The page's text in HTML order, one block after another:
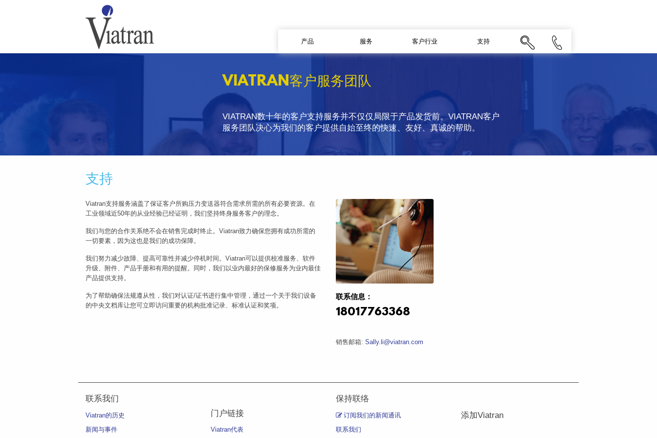
产品 服务 客户行业 支持
VIATRAN客户服务团队
VIATRAN数十年的客户支持服务并不仅仅局限于产品发货前。VIATRAN客户
服务团队决心为我们的客户提供自始至终的快速、友好、真诚的帮助。
支持
Viatran支持服务涵盖了保证客户所购压力变送器符合需求所需的所有必要资源。在
工业领域近50年的从业经验已经证明，我们坚持终身服务客户的理念。
我们与您的合作关系绝不会在销售完成时终止。Viatran致力确保您拥有成功所需的
一切要素，因为这也是我们的成功保障。
我们努力减少故障、提高可靠性并减少停机时间。Viatran可以提供校准服务、软件
升级、附件、产品手册和有用的提醒。同时，我们以业内最好的保修服务为业内最佳
产品提供支持。
为了帮助确保法规遵从性，我们对认证/证书进行集中管理，通过一个关于我们设备
的中央文档库让您可立即访问重要的机构批准记录、标准认证和奖项。
联系信息：
18017763368
销售邮箱: Sally.li@viatran.com
联系我们
Viatran的历史
新闻与事件
门户链接
Viatran代表
保持联络
订阅我们的新闻通讯
联系我们
添加Viatran